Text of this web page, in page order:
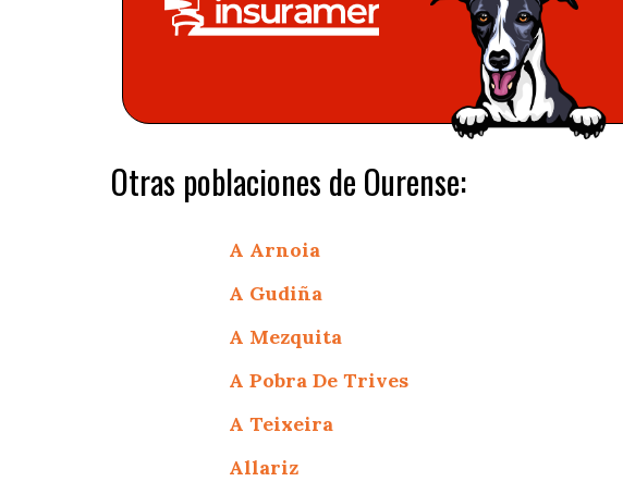
Otras poblaciones de Ourense:
A Arnoia
A Gudiña
A Mezquita
A Pobra De Trives
A Teixeira
Allariz